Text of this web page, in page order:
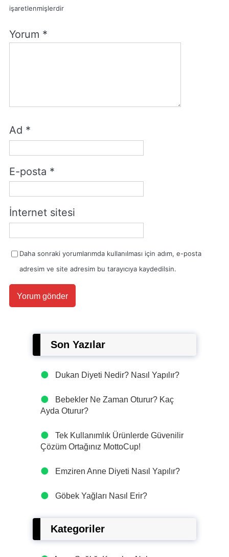
işaretlenmişlerdir
Yorum *
Ad *
E-posta *
İnternet sitesi
Daha sonraki yorumlarımda kullanılması için adım, e-posta
adresim ve site adresim bu tarayıcıya kaydedilsin.
Son Yazılar
Dukan Diyeti Nedir? Nasıl Yapılır?
Bebekler Ne Zaman Oturur? Kaç
Ayda Oturur?
Tek Kullanımlık Ürünlerde Güvenilir
Çözüm Ortağınız MottoCup!
Emziren Anne Diyeti Nasıl Yapılır?
Göbek Yağları Nasıl Erir?
Kategoriler